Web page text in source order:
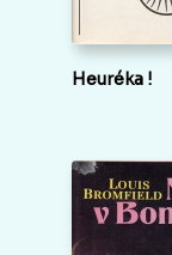
Heuréka !